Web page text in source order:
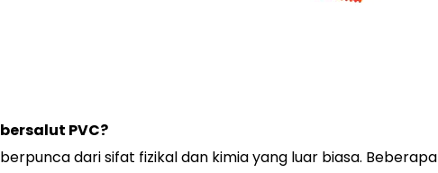
PVC?
dari sifat fizikal dan kimia yang luar biasa.